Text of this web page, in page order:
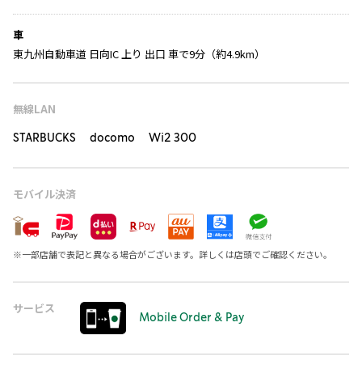
車
東九州自動車道 日向IC 上り 出口 車で9分（約4.9km）
無線LAN
STARBUCKS docomo Wi2 300
モバイル決済
※一部店舗で表記と異なる場合がございます。詳しくは店頭でご確認ください。
サービス
Mobile Order & Pay